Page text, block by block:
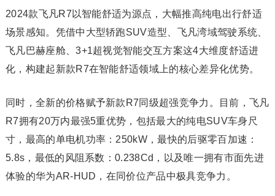
2024款飞凡R7以智能舒适为源点，大幅推高纯电出行舒适
场景感知。凭借中大型轿跑SUV造型、飞凡湾域驾驶系统、
飞凡巴赫座舱、3+1超视觉智能交互方案这4大维度舒适进
化，构建起新款R7在智能舒适领域上的核心差异化优势。
同时，全新的价格赋予新款R7同级超强竞争力。目前，飞凡
R7拥有20万内最强5重优势，包括最大的纯电SUV车身尺
寸，最高的单电机功率：250kW，最快的后驱零百加速：
5.8s，最低的风阻系数：0.238Cd，以及唯一拥有市面先进
体验的华为AR-HUD，在同价位产品中极具竞争力。